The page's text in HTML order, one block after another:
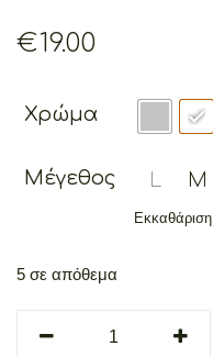
€19.00
Χρώμα
Μέγεθος L M
Εκκαθάριση
5 σε απόθεμα